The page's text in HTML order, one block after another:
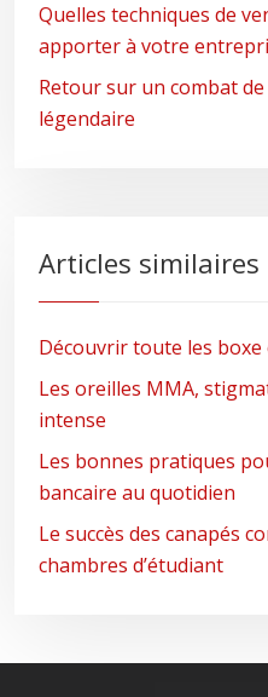
Quelles techniques de
apporter à votre
Retour sur un combat
légendaire
Articles similaires
Découvrir toute les boxe
Les oreilles MMA,
intense
Les bonnes pratiques
bancaire au quotidien
Le succès des canapés
chambres d’étudiant